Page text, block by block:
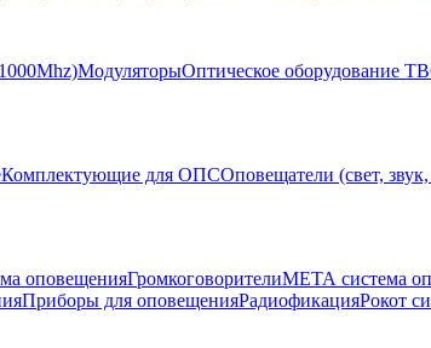
МодуляторыОптическое оборудование ТВ
Комплектующие для ОПСОповещатели (свет,
оповещенияГромкоговорителиМЕТА система
Приборы для оповещенияРадиофикацияРокот